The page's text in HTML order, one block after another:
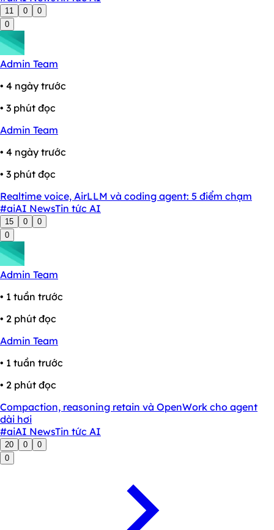
11 0
0
0
Admin Team
• 4 ngày trước
• 3 phút đọc
Admin Team
• 4 ngày trước
• 3 phút đọc
Realtime voice, AirLLM và coding agent: 5 điểm chạm
#aiAI NewsTin tức AI
15 0
0
0
Admin Team
• 1 tuần trước
• 2 phút đọc
Admin Team
• 1 tuần trước
• 2 phút đọc
Compaction, reasoning retain và OpenWork cho agent
dài hơi
#aiAI NewsTin tức AI
20 0
0
0